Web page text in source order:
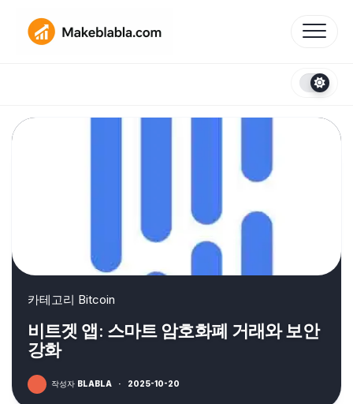
content
카테고리 Bitcoin
비트겟 앱: 스마트 암호화폐 거래와 보안
강화
작성자 BLABLA · 2025-10-20